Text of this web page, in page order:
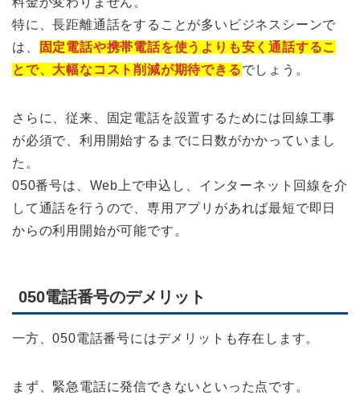
特に、長距離通話をすることが多いビジネスシーンで
は、
固定電話や携帯電話を使うよりも安く通話するこ
とで、大幅なコスト削減が期待できるでしょう。
さらに、従来、固定電話を設置するためには回線工事
が必須で、利用開始するまでに日数がかかっていまし
た。
050番号は、Web上で申込し、インターネット回線を介
して通話を行うので、専用アプリがあれば最短で即日
からの利用開始が可能です。
050電話番号のデメリット
一方、050電話番号にはデメリットも存在します。
まず、緊急電話に発信できないといった点です。